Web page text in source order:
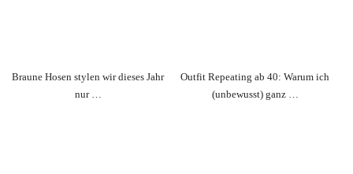
Braune Hosen stylen wir dieses Jahr
nur …
Outfit Repeating ab 40: Warum ich
(unbewusst) ganz …